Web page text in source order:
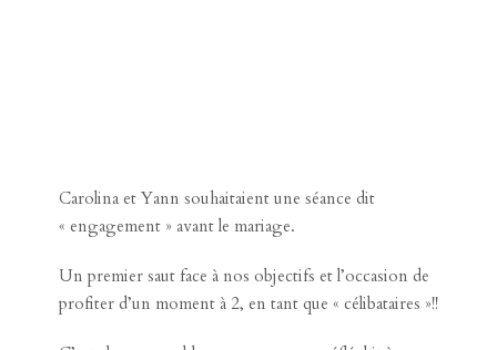
Carolina et Yann souhaitaient une séance dit
« engagement » avant le mariage.
Un premier saut face à nos objectifs et l’occasion de
profiter d’un moment à 2, en tant que « célibataires »!!